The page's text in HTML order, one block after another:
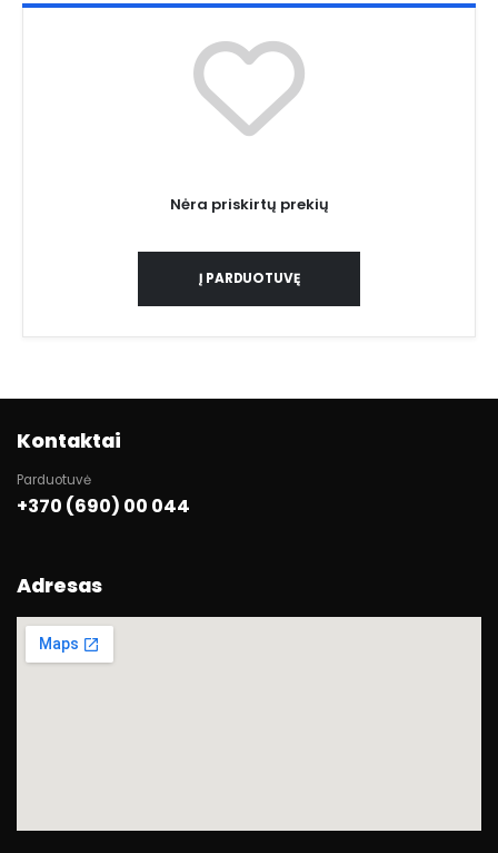
Nėra priskirtų prekių
Į PARDUOTUVĘ
Kontaktai
Parduotuvė
+370 (690) 00 044
Adresas